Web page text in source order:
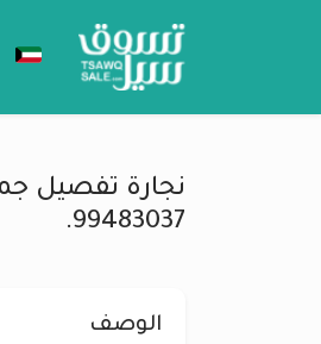
نجارة تفصيل
99483037.
الوصف